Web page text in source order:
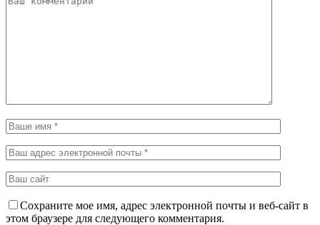
Сохраните мое имя, адрес электронной почты и веб-сайт в
этом браузере для следующего комментария.